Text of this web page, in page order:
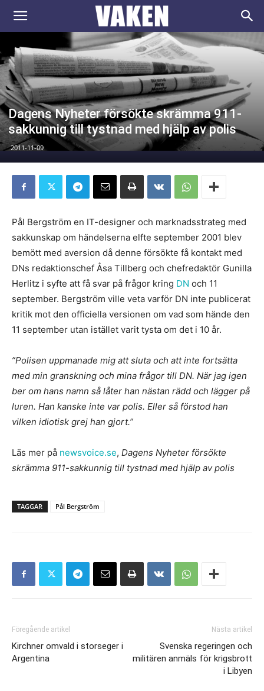
VAKEN.se
Dagens Nyheter försökte skrämma 911-
sakkunnig till tystnad med hjälp av polis
2011-11-09
Pål Bergström en IT-designer och marknadsstrateg med
sakkunskap om händelserna elfte september 2001 blev
bemött med aversion då denne försökte få kontakt med
DNs redaktionschef Åsa Tillberg och chefredaktör Gunilla
Herlitz i syfte att få svar på frågor kring DN och 11
september. Bergström ville veta varför DN inte publicerat
kritik mot den officiella versionen om vad som hände den
11 september utan istället varit tysta om det i 10 år.
”Polisen uppmanade mig att sluta och att inte fortsätta
med min granskning och mina frågor till DN. När jag igen
ber om hans namn så låter han nästan rädd och lägger på
luren. Han kanske inte var polis. Eller så förstod han
vilken idiotisk grej han gjort.”
Läs mer på newsvoice.se, Dagens Nyheter försökte
skrämma 911-sakkunnig till tystnad med hjälp av polis
TAGGAR Pål Bergström
Föregående artikel
Kirchner omvald i storseger i
Argentina
Nästa artikel
Svenska regeringen och
militären anmäls för krigsbrott
i Libyen